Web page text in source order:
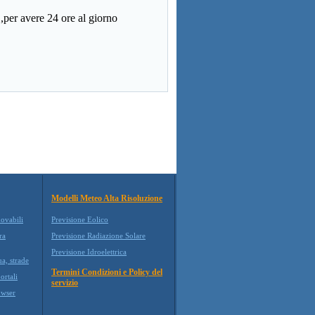
avere 24 ore al giorno
strade
Modelli Meteo Alta Risoluzione
Previsione Eolico
Previsione Radiazione Solare
Previsione Idroelettrica
Termini Condizioni e Policy del
servizio